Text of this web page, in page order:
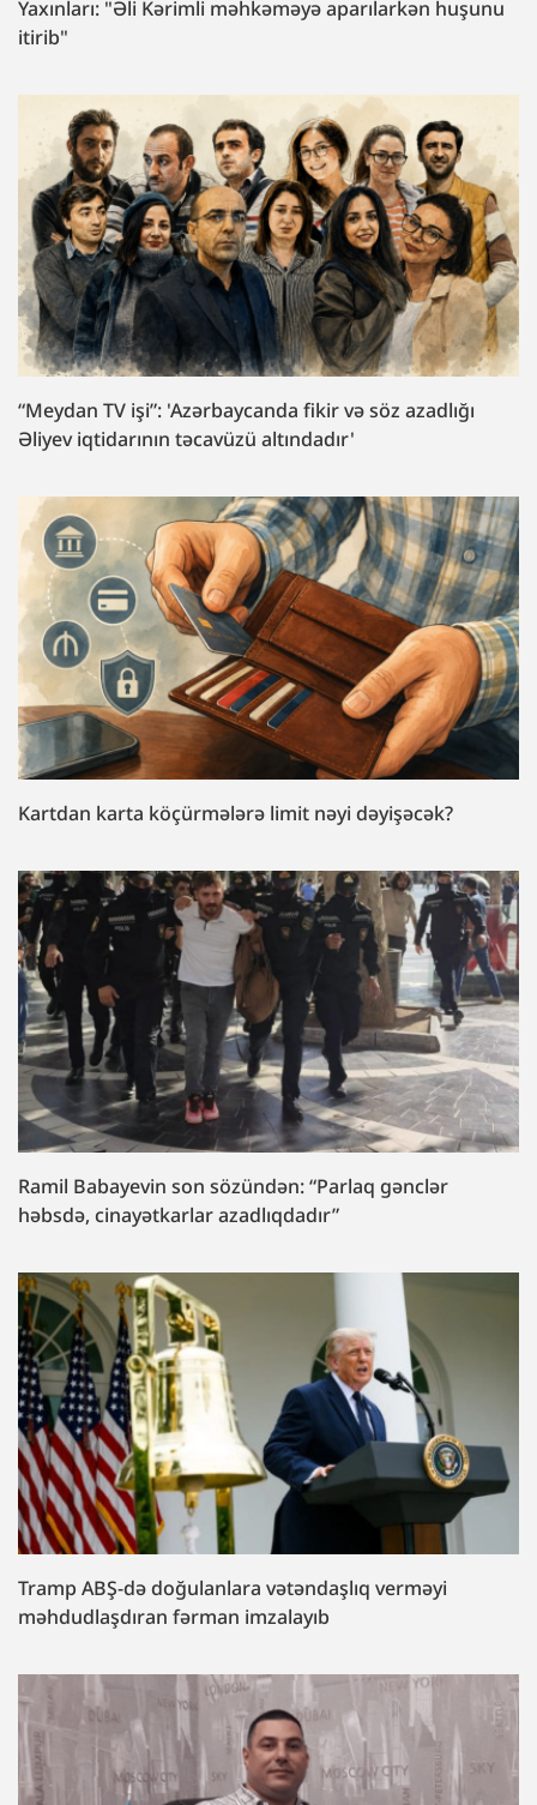
Yaxınları: "Əli Kərimli məhkəməyə aparılarkən huşunu
itirib"
“Meydan TV işi”: 'Azərbaycanda fikir və söz azadlığı
Əliyev iqtidarının təcavüzü altındadır'
Kartdan karta köçürmələrə limit nəyi dəyişəcək?
Ramil Babayevin son sözündən: “Parlaq gənclər
həbsdə, cinayətkarlar azadlıqdadır”
Tramp ABŞ-də doğulanlara vətəndaşlıq verməyi
məhdudlaşdıran fərman imzalayıb